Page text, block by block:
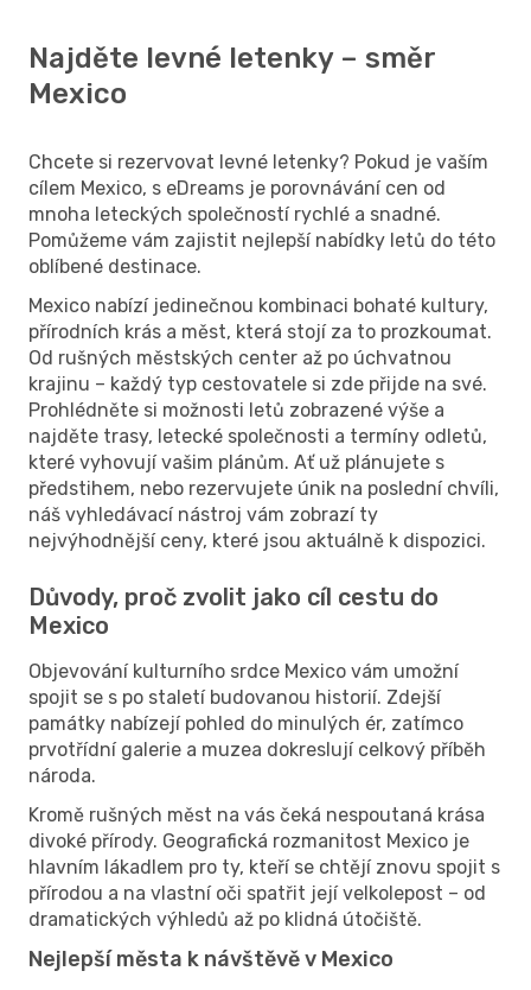
Najděte levné letenky – směr
Mexico
Chcete si rezervovat levné letenky? Pokud je vaším
cílem Mexico, s eDreams je porovnávání cen od
mnoha leteckých společností rychlé a snadné.
Pomůžeme vám zajistit nejlepší nabídky letů do této
oblíbené destinace.
Mexico nabízí jedinečnou kombinaci bohaté kultury,
přírodních krás a měst, která stojí za to prozkoumat.
Od rušných městských center až po úchvatnou
krajinu – každý typ cestovatele si zde přijde na své.
Prohlédněte si možnosti letů zobrazené výše a
najděte trasy, letecké společnosti a termíny odletů,
které vyhovují vašim plánům. Ať už plánujete s
předstihem, nebo rezervujete únik na poslední chvíli,
náš vyhledávací nástroj vám zobrazí ty
nejvýhodnější ceny, které jsou aktuálně k dispozici.
Důvody, proč zvolit jako cíl cestu do
Mexico
Objevování kulturního srdce Mexico vám umožní
spojit se s po staletí budovanou historií. Zdejší
památky nabízejí pohled do minulých ér, zatímco
prvotřídní galerie a muzea dokreslují celkový příběh
národa.
Kromě rušných měst na vás čeká nespoutaná krása
divoké přírody. Geografická rozmanitost Mexico je
hlavním lákadlem pro ty, kteří se chtějí znovu spojit s
přírodou a na vlastní oči spatřit její velkolepost – od
dramatických výhledů až po klidná útočiště.
Nejlepší města k návštěvě v Mexico